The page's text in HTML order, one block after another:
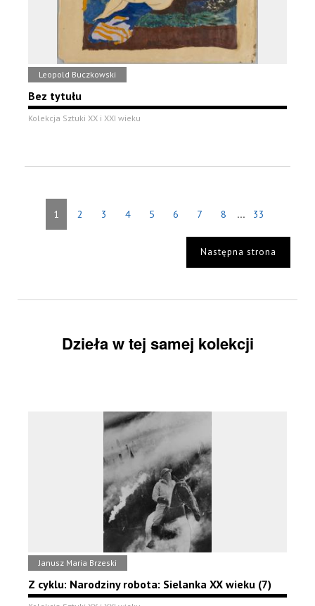
Leopold Buczkowski
Bez tytułu
Kolekcja Sztuki XX i XXI wieku
1 2 3 4 5 6 7 8 ... 33
Następna strona
Dzieła w tej samej kolekcji
Janusz Maria Brzeski
Z cyklu: Narodziny robota: Sielanka XX wieku (7)